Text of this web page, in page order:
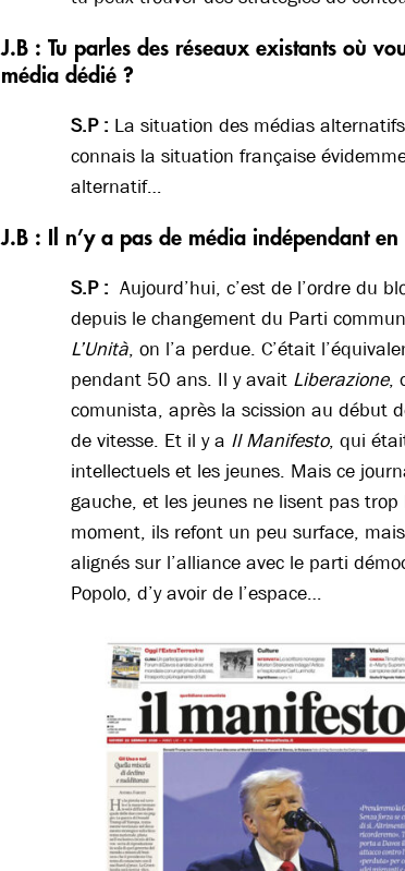
J.B : Tu parles des réseaux existants où
média dédié ?
S.P : La situation des médias
connais la situation française
alternatif…
J.B : Il n’y a pas de média indépendant en
S.P : Aujourd’hui, c’est de l’ordre du
depuis le changement du Parti
L’Unità, on l’a perdue. C’était
pendant 50 ans. Il y avait Liberazione,
comunista, après la scission au début
de vitesse. Et il y a Il Manifesto, qui
intellectuels et les jeunes. Mais ce
gauche, et les jeunes ne lisent pas
moment, ils refont un peu surface,
alignés sur l’alliance avec le parti
Popolo, d’y avoir de l’espace…